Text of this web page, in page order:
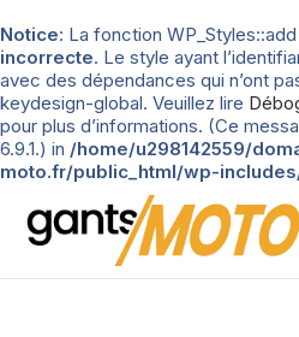
Notice: La fonction
incorrecte. Le style ayant
avec des dépendances qui n’ont
keydesign-global. Veuillez lire
pour plus d’informations. (Ce
6.9.1.) in /home/u298142559/
moto.fr/public_html/wp-
Nos tests